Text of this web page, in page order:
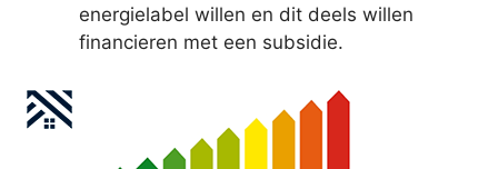
energielabel willen en dit deels willen
financieren met een subsidie.